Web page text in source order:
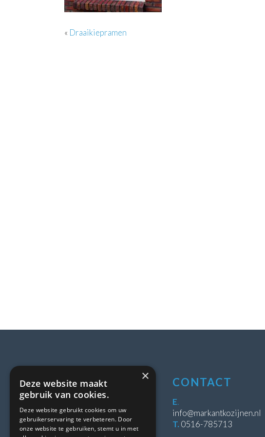
« Draaikiepramen
LOCATIE
8431 WE Oosterwolde
CONTACT
E.
info@markantkozijnen.nl
T. 0516-785713
×
Deze website maakt
gebruik van cookies.
Deze website gebruikt cookies om uw
gebruikerservaring te verbeteren. Door
onze website te gebruiken, stemt u in met